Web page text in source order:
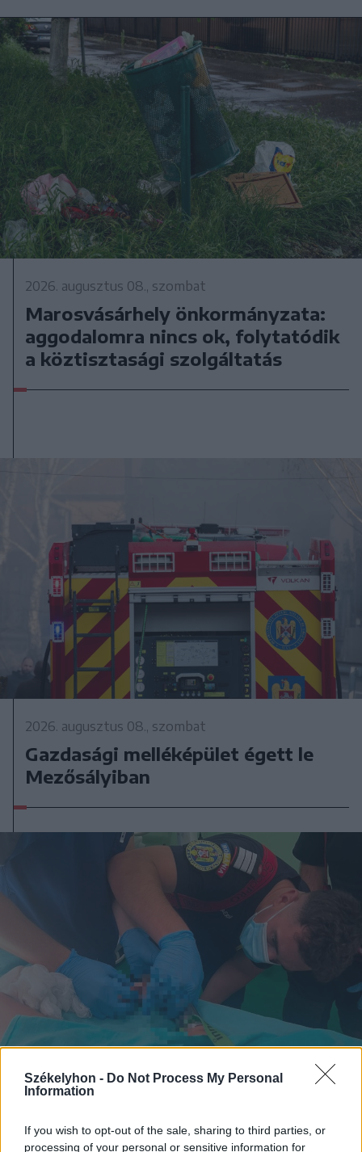
Székelyhon - Do Not Process My Personal
Information
If you wish to opt-out of the sale, sharing to third parties, or
processing of your personal or sensitive information for
2026. augusztus 08., szombat
Marosvásárhely önkormányzata:
aggodalomra nincs ok, folytatódik
a köztisztasági szolgáltatás
2026. augusztus 08., szombat
Gazdasági melléképület égett le
Mezősályiban
2026. augusztus 08., szombat
Húsdarálógépbe szorult egy